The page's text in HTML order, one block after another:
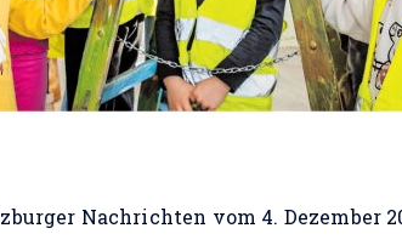
Nachrichten vom 4. Dezember